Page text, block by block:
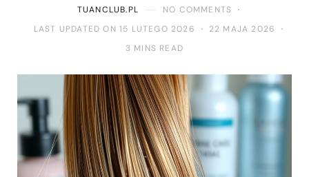
TUANCLUB.PL
NO COMMENTS
LAST UPDATED ON 15 LUTEGO 2026
22 MAJA 2026
3 MINS READ